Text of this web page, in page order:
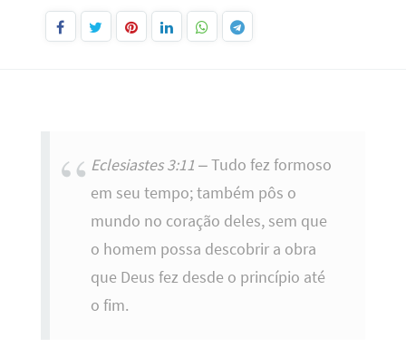
Eclesiastes 3:11 – Tudo fez formoso
em seu tempo; também pôs o
mundo no coração deles, sem que
o homem possa descobrir a obra
que Deus fez desde o princípio até
o fim.